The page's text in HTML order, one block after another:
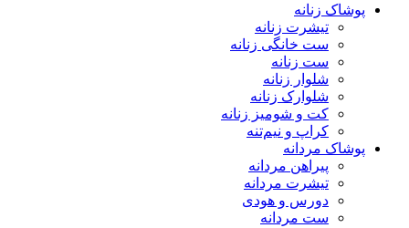
پوشاک زنانه
تیشرت زنانه
ست خانگی زنانه
ست زنانه
شلوار زنانه
شلوارک زنانه
کت و شومیز زنانه
کراپ و نیم‌تنه
پوشاک مردانه
پیراهن مردانه
تیشرت مردانه
دورس و هودی
ست مردانه